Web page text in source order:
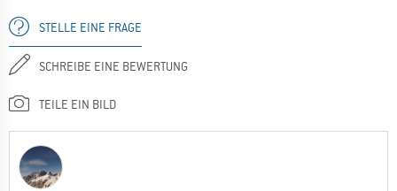
STELLE EINE FRAGE
SCHREIBE EINE BEWERTUNG
TEILE EIN BILD